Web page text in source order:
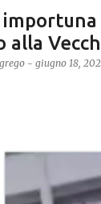
alla
- giugno 18,